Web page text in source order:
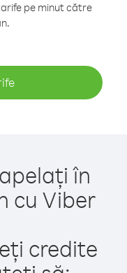
pe minut către
în
cu Viber
credite